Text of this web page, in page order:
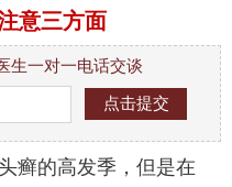
意三方面
生一对一电话交谈
的高发季，但是在